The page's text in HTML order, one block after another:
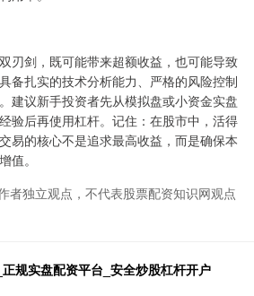
刃剑，既可能带来超额收益，也可能导致
备扎实的技术分析能力、严格的风险控制
建议新手投资者先从模拟盘或小资金实盘
验后再使用杠杆。记住：在股市中，活得
易的核心不是追求最高收益，而是确保本
值。
者独立观点，不代表股票配资知识网观点
规实盘配资平台_安全炒股杠杆开户